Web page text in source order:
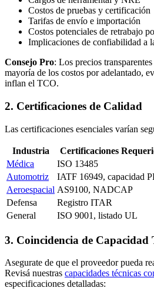
Costos de pruebas y certificación
Tarifas de envío e importación
Costos potenciales de retrabajo
Implicaciones de confiabilidad a
Consejo Pro: Los precios
mayoría de los costos por adelantado,
inflan el TCO.
2. Certificaciones de Calidad
Las certificaciones esenciales varían
Industria
Certificaciones
Médica
ISO 13485
Automotriz
IATF 16949, capacidad
Aeroespacial AS9100, NADCAP
Defensa
Registro ITAR
General
ISO 9001, listado UL
3. Coincidencia de Capacidad
Asegurate de que el proveedor pueda
Revisá nuestras capacidades técnicas
especificaciones detalladas: